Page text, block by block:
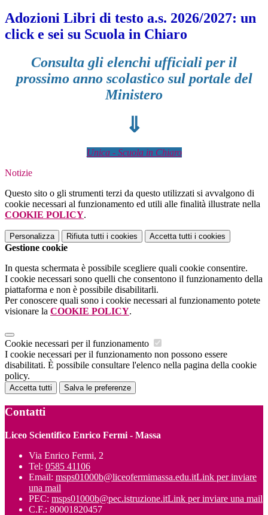
Adozioni Libri di testo a.s. 2026/2027: un
click e sei su Scuola in Chiaro
Consulta gli elenchi ufficiali per il
prossimo anno scolastico sul portale del
Ministero
⇓
Unica - Scuola in Chiaro
Notizie
Questo sito o gli strumenti terzi da questo utilizzati si avvalgono di
cookie necessari al funzionamento ed utili alle finalità illustrate nella
COOKIE POLICY.
Personalizza Rifiuta tutti i cookies Accetta tutti i cookies
Gestione cookie
In questa schermata è possibile scegliere quali cookie consentire.
I cookie necessari sono quelli che consentono il funzionamento della
piattaforma e non è possibile disabilitarli.
Per conoscere quali sono i cookie necessari al funzionamento potete
visionare la COOKIE POLICY.
Cookie necessari per il funzionamento
I cookie necessari per il funzionamento non possono essere
disabilitati. È possibile consultare l'elenco nella pagina della cookie
policy.
Accetta tutti Salva le preferenze
Contatti
Liceo Scientifico Enrico Fermi - Massa
Via Enrico Fermi, 2
Tel: 0585 41106
Email: msps01000b@liceofermimassa.edu.itLink per inviare
una mail
PEC: msps01000b@pec.istruzione.itLink per inviare una mail
C.F.: 80001820457